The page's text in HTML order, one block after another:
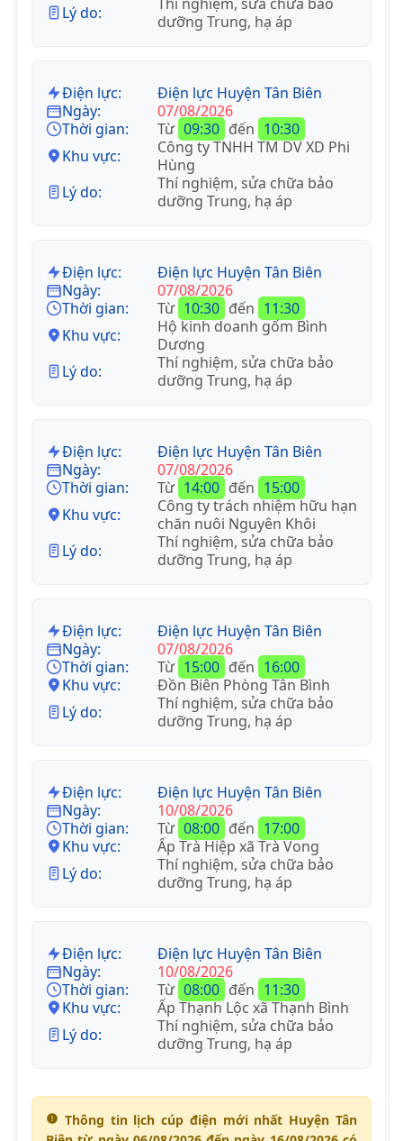
Lý do:
dưỡng Trung, hạ áp
Điện lực:
Điện lực Huyện Tân Biên
Ngày:
07/08/2026
Thời gian:
Từ 09:30 đến 10:30
Khu vực:
Công ty TNHH TM DV XD Phi
Hùng
Lý do:
Thí nghiệm, sửa chữa bảo
dưỡng Trung, hạ áp
Điện lực:
Điện lực Huyện Tân Biên
Ngày:
07/08/2026
Thời gian:
Từ 10:30 đến 11:30
Khu vực:
Hộ kinh doanh gốm Bình
Dương
Lý do:
Thí nghiệm, sửa chữa bảo
dưỡng Trung, hạ áp
Điện lực:
Điện lực Huyện Tân Biên
Ngày:
07/08/2026
Thời gian:
Từ 14:00 đến 15:00
Khu vực:
Công ty trách nhiệm hữu hạn
chăn nuôi Nguyên Khôi
Lý do:
Thí nghiệm, sửa chữa bảo
dưỡng Trung, hạ áp
Điện lực:
Điện lực Huyện Tân Biên
Ngày:
07/08/2026
Thời gian:
Từ 15:00 đến 16:00
Khu vực:
Đồn Biên Phòng Tân Bình
Lý do:
Thí nghiệm, sửa chữa bảo
dưỡng Trung, hạ áp
Điện lực:
Điện lực Huyện Tân Biên
Ngày:
10/08/2026
Thời gian:
Từ 08:00 đến 17:00
Khu vực:
Ấp Trà Hiệp xã Trà Vong
Lý do:
Thí nghiệm, sửa chữa bảo
dưỡng Trung, hạ áp
Điện lực:
Điện lực Huyện Tân Biên
Ngày:
10/08/2026
Thời gian:
Từ 08:00 đến 11:30
Khu vực:
Ấp Thạnh Lộc xã Thạnh Bình
Lý do:
Thí nghiệm, sửa chữa bảo
dưỡng Trung, hạ áp
Thông tin lịch cúp điện mới nhất Huyện Tân